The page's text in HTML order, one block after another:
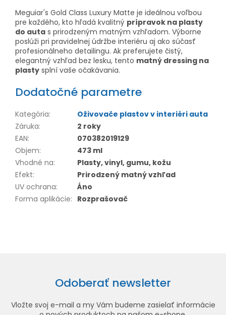
Meguiar's Gold Class Luxury Matte je ideálnou voľbou
pre každého, kto hľadá kvalitný prípravok na plasty
do auta s prirodzeným matným vzhľadom. Výborne
poslúži pri pravidelnej údržbe interiéru aj ako súčasť
profesionálneho detailingu. Ak preferujete čistý,
elegantný vzhľad bez lesku, tento matný dressing na
plasty splní vaše očakávania.
Dodatočné parametre
Kategória:
Oživovače plastov v interiéri auta
Záruka:
2 roky
EAN:
070382019129
Objem:
473 ml
Vhodné na:
Plasty, vinyl, gumu, kožu
Efekt:
Prirodzený matný vzhľad
UV ochrana:
Áno
Forma aplikácie: Rozprašovač
Odoberať newsletter
Vložte svoj e-mail a my Vám budeme zasielať informácie